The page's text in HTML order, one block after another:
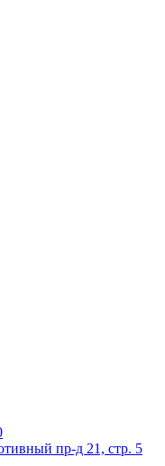
пр-д 21, стр. 5